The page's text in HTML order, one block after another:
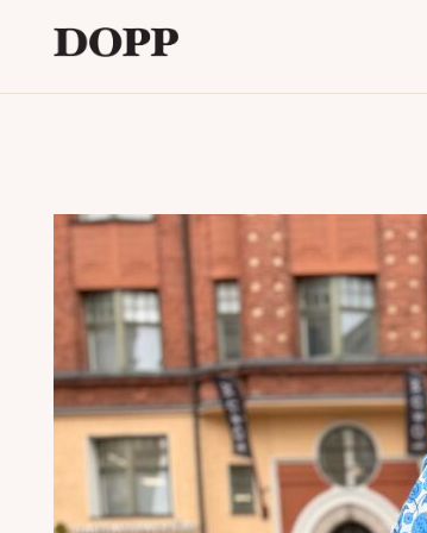
alavalikko
Yhteystiedot